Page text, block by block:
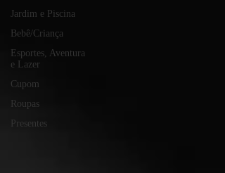
Jardim e Piscina
Bebê/Criança
Esportes, Aventura
e Lazer
Cupom
Roupas
Presentes